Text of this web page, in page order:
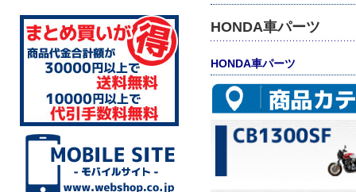
HONDA車パーツ
HONDA車パーツ